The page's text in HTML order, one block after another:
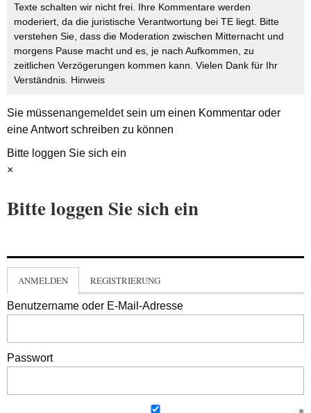
Texte schalten wir nicht frei. Ihre Kommentare werden
moderiert, da die juristische Verantwortung bei TE liegt. Bitte
verstehen Sie, dass die Moderation zwischen Mitternacht und
morgens Pause macht und es, je nach Aufkommen, zu
zeitlichen Verzögerungen kommen kann. Vielen Dank für Ihr
Verständnis. Hinweis
Sie müssenangemeldetsein um einen Kommentar oder
eine Antwort schreiben zu können
Bitte loggen Sie sich ein
×
Bitte loggen Sie sich ein
ANMELDEN REGISTRIERUNG
Benutzername oder E-Mail-Adresse
Passwort